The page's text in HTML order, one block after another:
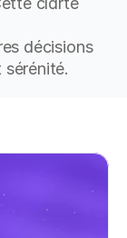
décisions